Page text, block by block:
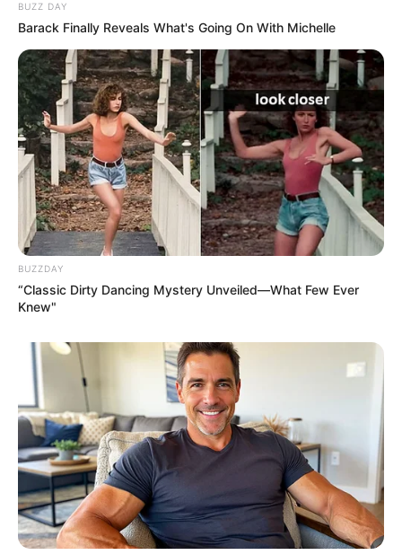
BUZZ DAY
Barack Finally Reveals What's Going On With Michelle
BUZZDAY
“Classic Dirty Dancing Mystery Unveiled—What Few Ever
Knew"